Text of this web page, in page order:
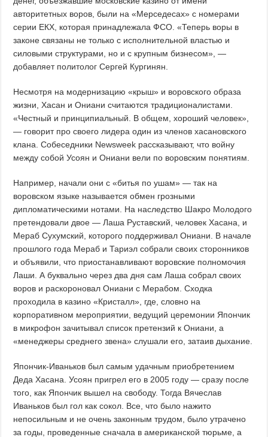
авторитетных воров, были на «Мерседесах» с номерами
серии ЕКХ, которая принадлежала ФСО. «Теперь воры в
законе связаны не только с исполнительной властью и
силовыми структурами, но и с крупным бизнесом», —
добавляет политолог Сергей Кургинян.
Несмотря на модернизацию «крыш» и воровского образа
жизни, Хасан и Ониани считаются традиционалистами.
«Честный и принципиальный. В общем, хороший человек»,
— говорит про своего лидера один из членов хасановского
клана. Собеседники Newsweek рассказывают, что войну
между собой Усоян и Ониани вели по воровским понятиям.
Например, начали они с «битья по ушам» — так на
воровском языке называется обмен грозными
дипломатическими нотами. На наследство Шакро Молодого
претендовали двое — Лаша Руставский, человек Хасана, и
Мераб Сухумский, которого поддерживал Ониани. В начале
прошлого года Мераб и Тариэл собрали своих сторонников
и объявили, что приостанавливают воровские полномочия
Лаши. А буквально через два дня сам Лаша собрал своих
воров и раскороновал Ониани с Мерабом. Сходка
проходила в казино «Кристалл», где, словно на
корпоративном мероприятии, ведущий церемонии Япончик
в микрофон зачитывал список претензий к Ониани, а
«менеджеры среднего звена» слушали его, затаив дыхание.
Япончик-Иваньков был самым удачным приобретением
Деда Хасана. Усоян пригрел его в 2005 году — сразу после
того, как Япончик вышел на свободу. Тогда Вячеслав
Иваньков был гол как сокол. Все, что было нажито
непосильным и не очень законным трудом, было утрачено
за годы, проведенные сначала в американской тюрьме, а